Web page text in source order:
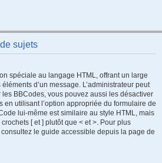
sujets
spéciale au langage HTML, offrant un large
d’un message. L’administrateur peut
BBCodes, vous pouvez aussi les désactiver
en utilisant l’option appropriée du formulaire de
lui-même est similaire au style HTML, mais
[ et ] plutôt que < et >. Pour plus
le guide accessible depuis la page de